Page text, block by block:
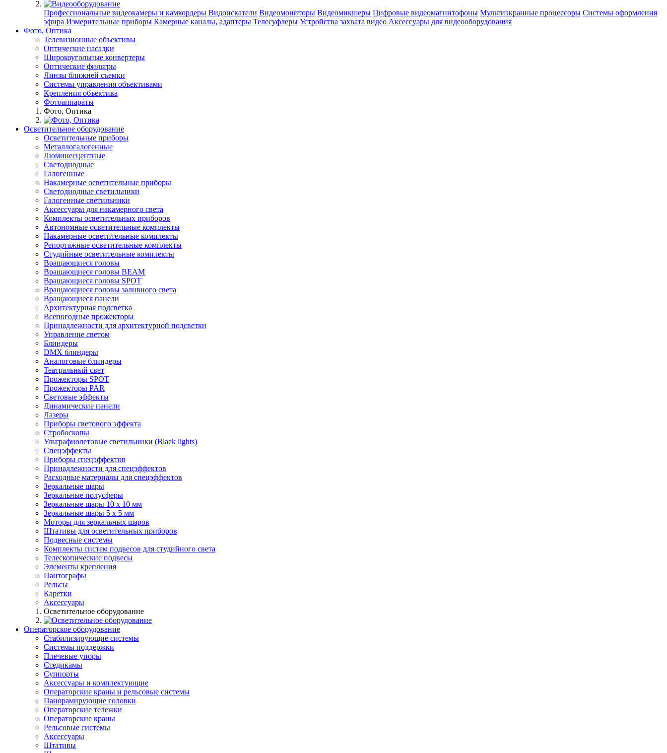
Профессиональные видеокамеры и камкордеры Видоискатели Видеомониторы Видеомикшеры Цифровые видеомагнитофоны Мультиэкранные процессоры Системы оформления
эфира Измерительные приборы Камерные каналы, адаптеры Телесуфлеры Устройства захвата видео Аксессуары для видеооборудования
Фото, Оптика
Телевизионные объективы
Оптические насадки
Широкоугольные конвертеры
Оптические фильтры
Линзы ближней съемки
Системы управления объективами
Крепления объектива
Фотоаппараты
Фото, Оптика
Осветительное оборудование
Осветительные приборы
Металлогалогенные
Люминесцентные
Светодиодные
Галогенные
Накамерные осветительные приборы
Светодиодные светильники
Галогенные светильники
Аксессуары для накамерного света
Комплекты осветительных приборов
Автономные осветительные комплекты
Накамерные осветительные комплекты
Репортажные осветительные комплекты
Студийные осветительные комплекты
Вращающиеся головы
Вращающиеся головы BEAM
Вращающиеся головы SPOT
Вращающиеся головы заливного света
Вращающиеся панели
Архитектурная подсветка
Всепогодные прожекторы
Принадлежности для архитектурной подсветки
Управление светом
Блиндеры
DMX блиндеры
Аналоговые блиндеры
Театральный свет
Прожекторы SPOT
Прожекторы PAR
Световые эффекты
Динамические панели
Лазеры
Приборы светового эффекта
Стробоскопы
Ультрафиолетовые светильники (Black lights)
Спецэффекты
Приборы спецэффектов
Принадлежности для спецэффектов
Расходные материалы для спецэффектов
Зеркальные шары
Зеркальные полусферы
Зеркальные шары 10 х 10 мм
Зеркальные шары 5 х 5 мм
Моторы для зеркальных шаров
Штативы для осветительных приборов
Подвесные системы
Комплекты систем подвесов для студийного света
Телескопические подвесы
Элементы крепления
Пантографы
Рельсы
Каретки
Аксессуары
Осветительное оборудование
Операторское оборудование
Стабилизирующие системы
Системы поддержки
Плечевые упоры
Стедикамы
Суппорты
Аксессуары и комплектующие
Операторские краны и рельсовые системы
Панорамирующие головки
Операторские тележки
Операторские краны
Рельсовые системы
Аксессуары
Штативы